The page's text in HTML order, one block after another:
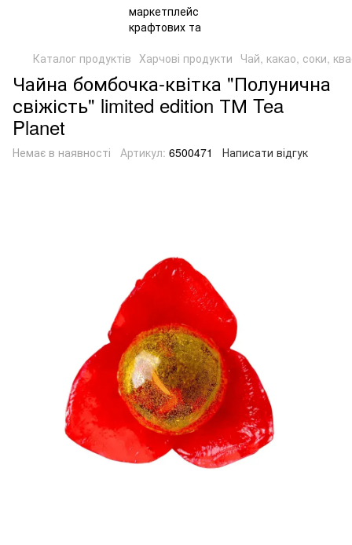
Каталог продуктів Харчові продукти Чай, какао, соки,
Чайна бомбочка-квітка "Полунична
свіжість" limited edition ТМ Tea
Planet
Немає в наявності Артикул: 6500471 Написати відгук